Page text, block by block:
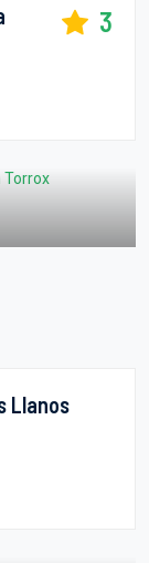
3
Llanos